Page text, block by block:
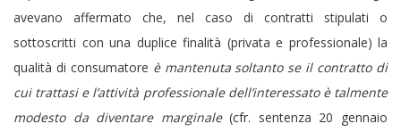
avevano affermato che, nel caso di contratti stipulati o
sottoscritti con una duplice finalità (privata e professionale) la
qualità di consumatore è mantenuta soltanto se il contratto di
cui trattasi e l’attività professionale dell’interessato è talmente
modesto da diventare marginale(cfr. sentenza 20 gennaio